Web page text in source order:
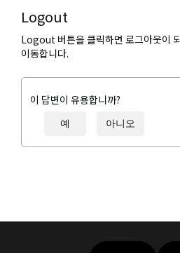
Logout
Logout 버튼을 클릭하면 로그아웃이
이동합니다.
이 답변이 유용합니까?
예 아니오